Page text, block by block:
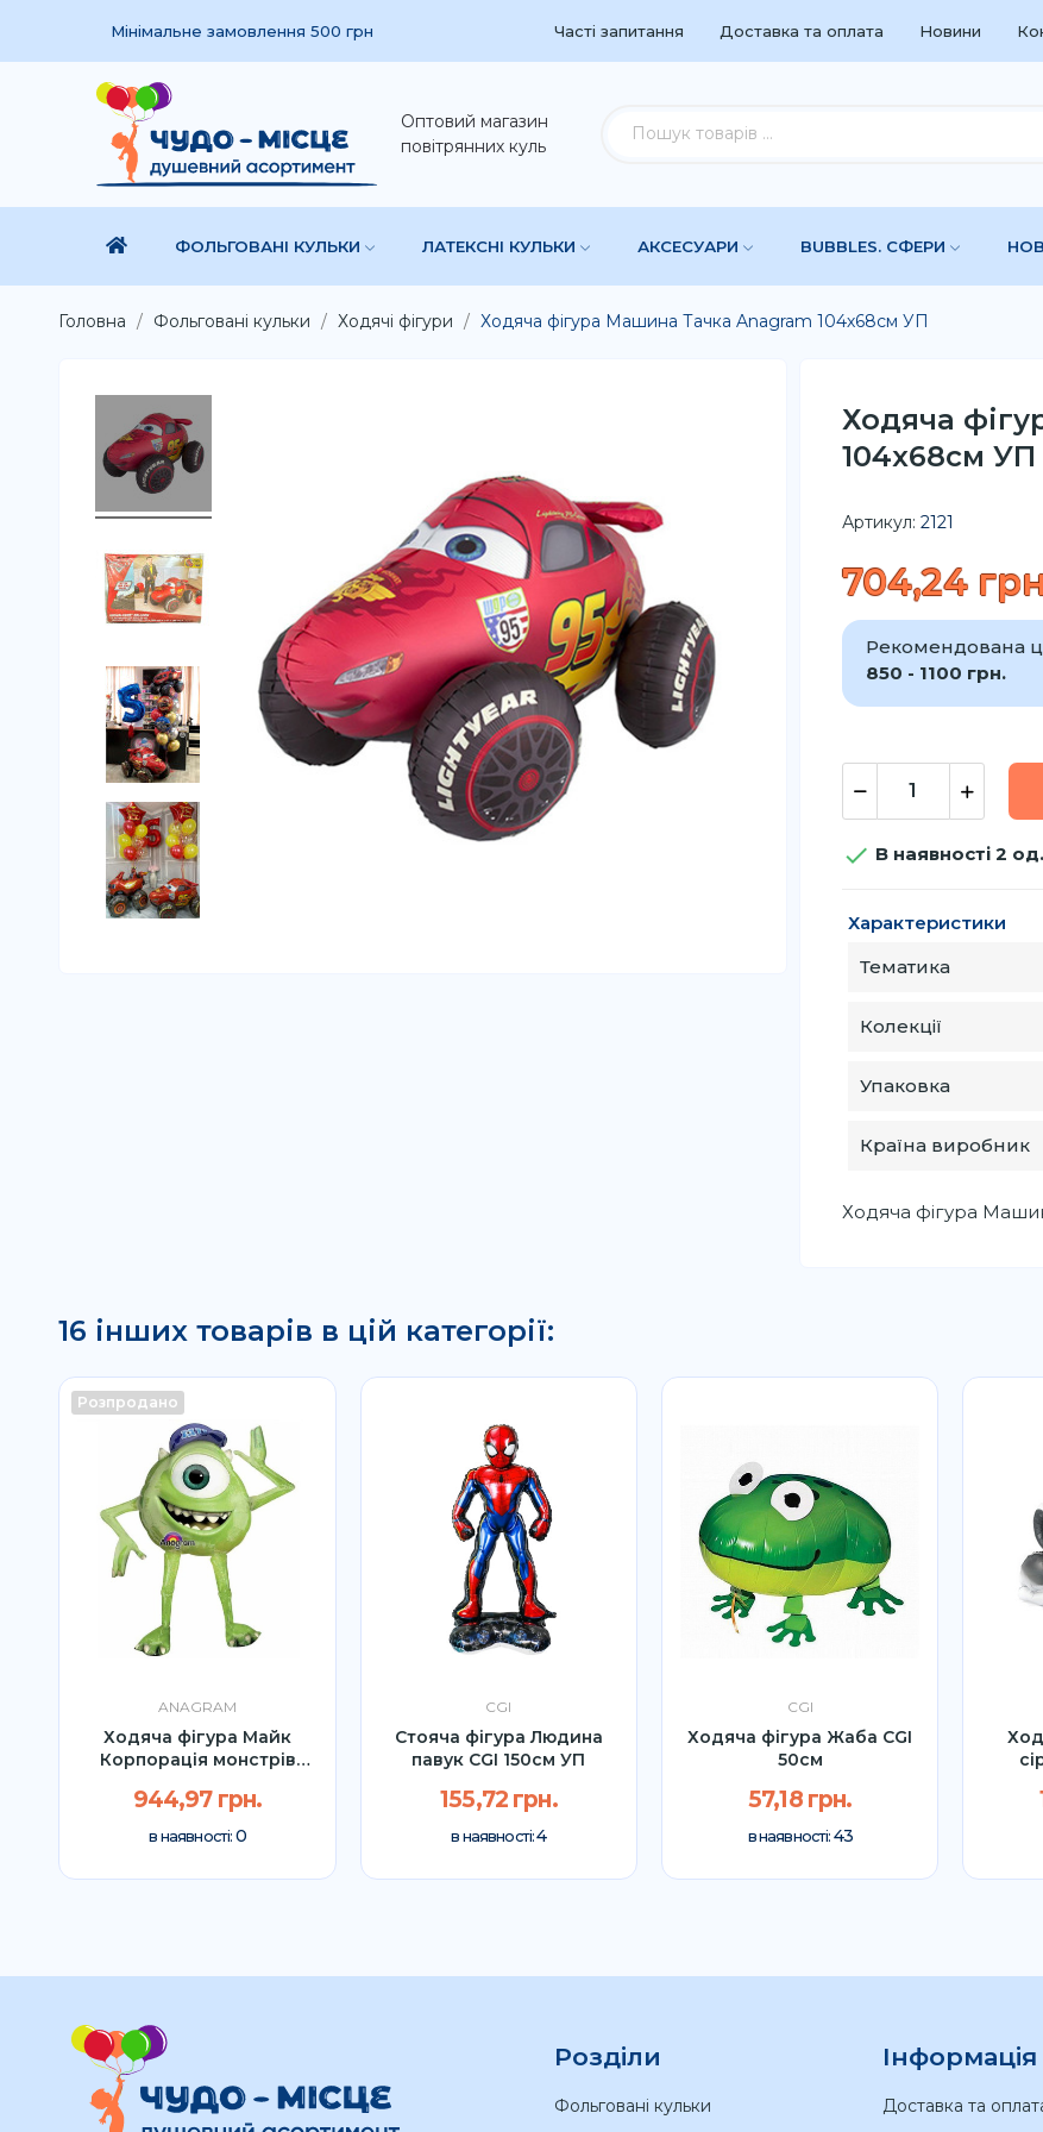
Мінімальне замовлення 500 грн Часті запитання Доставка та оплата Новини
Оптовий магазин
повітрянних куль
ФОЛЬГОВАНІ КУЛЬКИ ЛАТЕКСНІ КУЛЬКИ АКСЕСУАРИ BUBBLES. СФЕРИ
Головна Фольговані кульки Ходячі фігури Ходяча фігура Машина Тачка Anagram 104х68см УП
Ходяча
104х68см УП
Артикул: 2121
704,24
Рекомендована
850 - 1100 грн.
 В наявності 2 од.
Характеристики
Тематика
Колекції
Упаковка
Країна виробник
Ходяча фігура
16 інших товарів в цій категорії:
Розпродано
ANAGRAM
Ходяча фігура Майк
Корпорація монстрів
944,97 грн.
в наявності: 0
CGI
Стояча фігура Людина
павук CGI 150см УП
155,72 грн.
в наявності:4
CGI
Ходяча фігура Жаба CGI
50см
57,18 грн.
в наявності: 43
Розділи
Фольговані кульки
Інформація
Доставка та